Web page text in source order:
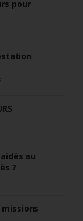
pour
au
?